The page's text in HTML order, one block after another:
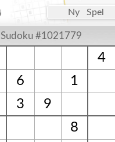
Ny Spel
Sudoku #1021779
4
6
1
3
9
8